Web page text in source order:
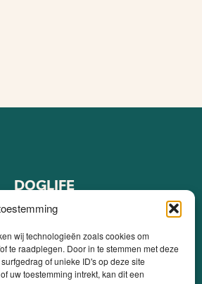
wij technologieën zoals cookies om
te raadplegen. Door in te stemmen met deze
of unieke ID's op deze site
uw toestemming intrekt, kan dit een
DOGLIFE
Blog
Contact
Mijn account